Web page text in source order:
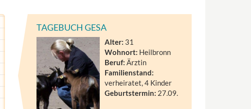
TAGEBUCH GESA
Alter: 31
Wohnort: Heilbronn
Beruf: Ärztin
Familienstand:
verheiratet, 4 Kinder
Geburtstermin: 27.09.